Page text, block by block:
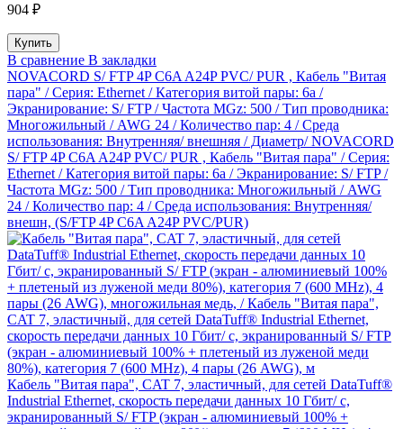
904 ₽
В сравнение В закладки
NOVACORD S/ FTP 4P C6A A24P PVC/ PUR , Кабель "Витая
пара" / Серия: Ethernet / Категория витой пары: 6a /
Экранирование: S/ FTP / Частота MGz: 500 / Тип проводника:
Многожильный / AWG 24 / Количество пар: 4 / Среда
использования: Внутренняя/ внешняя / Диаметр/ NOVACORD
S/ FTP 4P C6A A24P PVC/ PUR , Кабель "Витая пара" / Серия:
Ethernet / Категория витой пары: 6a / Экранирование: S/ FTP /
Частота MGz: 500 / Тип проводника: Многожильный / AWG
24 / Количество пар: 4 / Среда использования: Внутренняя/
внешн, (S/FTP 4P C6A A24P PVC/PUR)
Кабель "Витая пара", CAT 7, эластичный, для сетей DataTuff®
Industrial Ethernet, скорость передачи данных 10 Гбит/ с,
экранированный S/ FTP (экран - алюминиевый 100% +